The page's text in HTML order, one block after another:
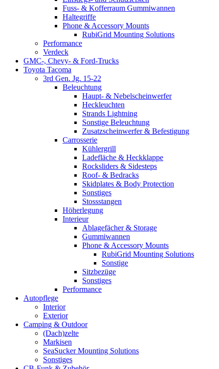
Fuss- & Kofferraum Gummiwannen
Haltegriffe
Phone & Accessory Mounts
RubiGrid Mounting Solutions
Performance
Verdeck
GMC-, Chevy- & Ford-Trucks
Toyota Tacoma
3rd Gen. Jg. 15-22
Beleuchtung
Haupt- & Nebelscheinwerfer
Heckleuchten
Strands Lightning
Sonstige Beleuchtung
Zusatzscheinwerfer & Befestigung
Carrosserie
Kühlergrill
Ladefläche & Heckklappe
Rocksliders & Sidesteps
Roof- & Bedracks
Skidplates & Body Protection
Sonstiges
Stossstangen
Höherlegung
Interieur
Ablagefächer & Storage
Gummiwannen
Phone & Accessory Mounts
RubiGrid Mounting Solutions
Sonstige
Sitzbezüge
Sonstiges
Performance
Autopflege
Interior
Exterior
Camping & Outdoor
(Dach)zelte
Markisen
SeaSucker Mounting Solutions
Sonstiges